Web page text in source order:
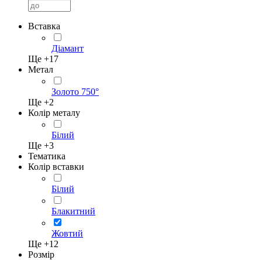
Вставка
Діамант
Ще +17
Метал
Золото 750°
Ще +2
Колір металу
Білий
Ще +3
Тематика
Колір вставки
Білий
Блакитний
Жовтий
Ще +12
Розмір